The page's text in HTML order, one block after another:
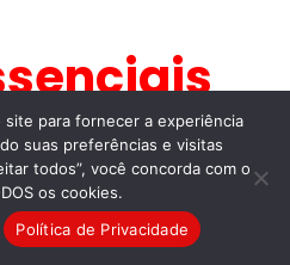
de
na
site para fornecer a experiência
suas preferências e visitas
todos”, você concorda com o
os cookies.
Política de Privacidade